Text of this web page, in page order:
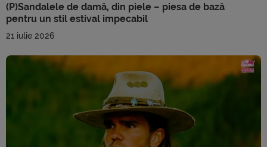
(P)Sandalele de damă, din piele – piesa de bază
pentru un stil estival impecabil
21 iulie 2026